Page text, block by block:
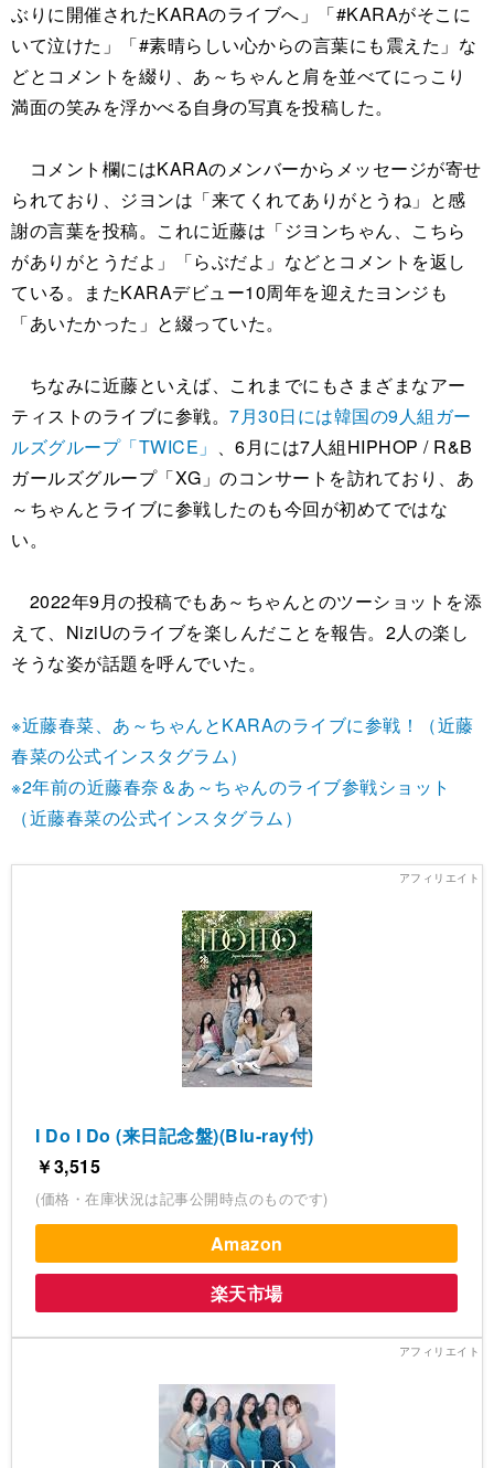
ぶりに開催されたKARAのライブへ」「#KARAがそこに
いて泣けた」「#素晴らしい心からの言葉にも震えた」な
どとコメントを綴り、あ～ちゃんと肩を並べてにっこり
満面の笑みを浮かべる自身の写真を投稿した。
コメント欄にはKARAのメンバーからメッセージが寄せ
られており、ジヨンは「来てくれてありがとうね」と感
謝の言葉を投稿。これに近藤は「ジヨンちゃん、こちら
がありがとうだよ」「らぶだよ」などとコメントを返し
ている。またKARAデビュー10周年を迎えたヨンジも
「あいたかった」と綴っていた。
ちなみに近藤といえば、これまでにもさまざまなアー
ティストのライブに参戦。 7月30日には韓国の9人組ガー
ルズグループ「TWICE」 、6月には7人組HIPHOP / R&B
ガールズグループ「XG」のコンサートを訪れており、あ
～ちゃんとライブに参戦したのも今回が初めてではな
い。
2022年9月の投稿でもあ～ちゃんとのツーショットを添
えて、NiziUのライブを楽しんだことを報告。2人の楽し
そうな姿が話題を呼んでいた。
※近藤春菜、あ～ちゃんとKARAのライブに参戦！（近藤
春菜の公式インスタグラム）
※2年前の近藤春奈＆あ～ちゃんのライブ参戦ショット
（近藤春菜の公式インスタグラム）
I Do I Do (来日記念盤)(Blu-ray付)
￥3,515
(価格・在庫状況は記事公開時点のものです)
Amazon
楽天市場